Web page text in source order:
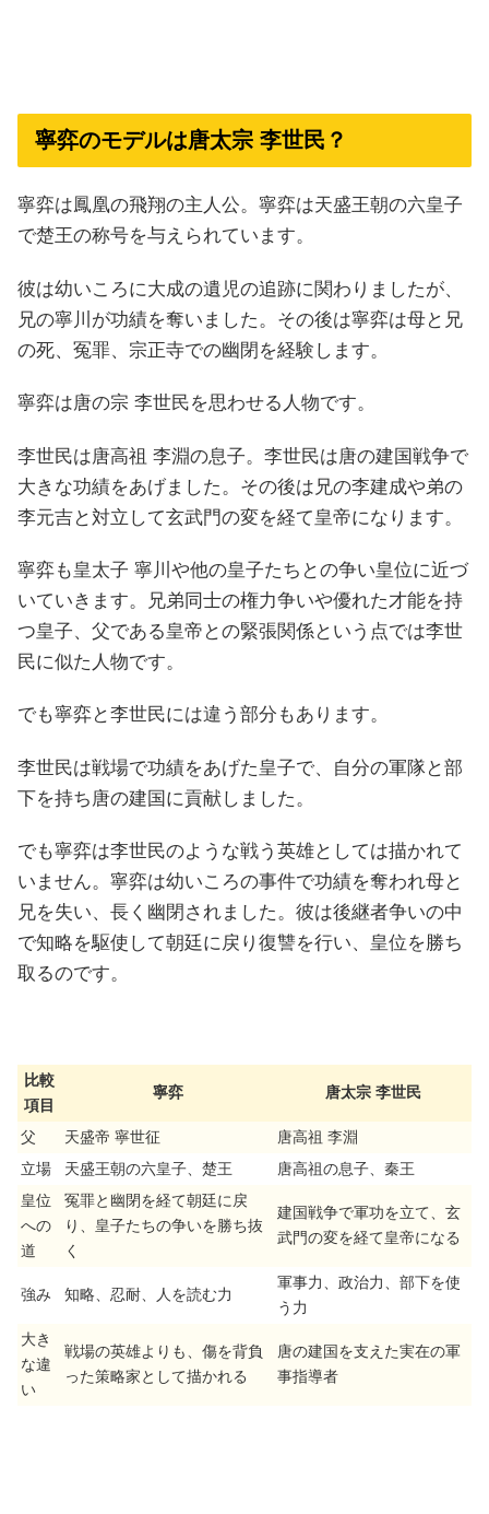
寧弈のモデルは唐太宗 李世民？
寧弈は鳳凰の飛翔の主人公。寧弈は天盛王朝の六皇子
で楚王の称号を与えられています。
彼は幼いころに大成の遺児の追跡に関わりましたが、
兄の寧川が功績を奪いました。その後は寧弈は母と兄
の死、冤罪、宗正寺での幽閉を経験します。
寧弈は唐の宗 李世民を思わせる人物です。
李世民は唐高祖 李淵の息子。李世民は唐の建国戦争で
大きな功績をあげました。その後は兄の李建成や弟の
李元吉と対立して玄武門の変を経て皇帝になります。
寧弈も皇太子 寧川や他の皇子たちとの争い皇位に近づ
いていきます。兄弟同士の権力争いや優れた才能を持
つ皇子、父である皇帝との緊張関係という点では李世
民に似た人物です。
でも寧弈と李世民には違う部分もあります。
李世民は戦場で功績をあげた皇子で、自分の軍隊と部
下を持ち唐の建国に貢献しました。
でも寧弈は李世民のような戦う英雄としては描かれて
いません。寧弈は幼いころの事件で功績を奪われ母と
兄を失い、長く幽閉されました。彼は後継者争いの中
で知略を駆使して朝廷に戻り復讐を行い、皇位を勝ち
取るのです。
比較
項目
寧弈 唐太宗 李世民
父 天盛帝 寧世征
唐高祖 李淵
立場
天盛王朝の六皇子、楚王
唐高祖の息子、秦王
皇位
への
道
冤罪と幽閉を経て朝廷に戻
り、皇子たちの争いを勝ち抜
く
建国戦争で軍功を立て、玄
武門の変を経て皇帝になる
強み 知略、忍耐、人を読む力
軍事力、政治力、部下を使
う力
大き
な違
い
戦場の英雄よりも、傷を背負
った策略家として描かれる
唐の建国を支えた実在の軍
事指導者